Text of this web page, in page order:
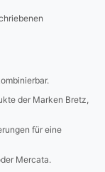
der Marken Bretz,
für eine
Mercata.